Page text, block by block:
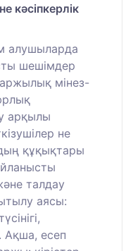
алушыларда
шешімдер
мінез-
арқылы
не
құқықтары
талдау
аясы:
Ақша, есеп